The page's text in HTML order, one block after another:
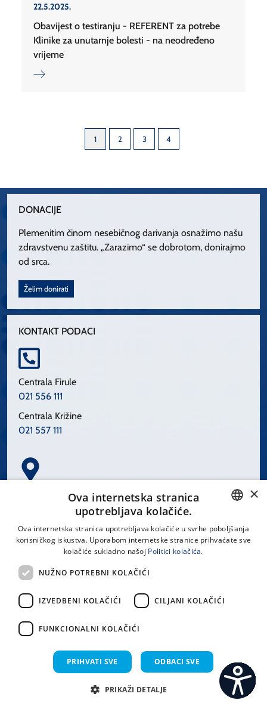
22.5.2025.
Obavijest o testiranju - REFERENT za potrebe
Klinike za unutarnje bolesti - na neodređeno
vrijeme
1 2 3 4
DONACIJE
Plemenitim činom nesebičnog darivanja osnažimo našu
zdravstvenu zaštitu. „Zarazimo“ se dobrotom, donirajmo
od srca.
Želim donirati
KONTAKT PODACI
Centrala Firule
021 556 111
Centrala Križine
021 557 111
Spinčićeva 1, 21000 Split
LINKOVI
Uvjeti korištenja
CROATIAN
×
Ova internetska stranica
upotrebljava kolačiće.
Ova internetska stranica upotrebljava kolačiće u svrhe poboljšanja
korisničkog iskustva. Uporabom internetske stranice prihvaćate sve
kolačiće sukladno našoj Politici kolačića.
NUŽNO POTREBNI KOLAČIĆI
IZVEDBENI KOLAČIĆI CILJANI KOLAČIĆI
FUNKCIONALNI KOLAČIĆI
PRIHVATI SVE ODBACI SVE
PRIKAŽI DETALJE